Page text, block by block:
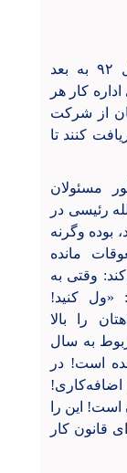
کارگران می‌گویند معوقاتشان از سال ۹۲ به بعد
کار هر
میلیون تومان از شرکت
کنند تا
مسئولان
رئیسی در
بوده وگرنه
مانده
وقتی به
«ول کنید!
را بالا
که مربوط به سال
است! در
این را
قانون کار